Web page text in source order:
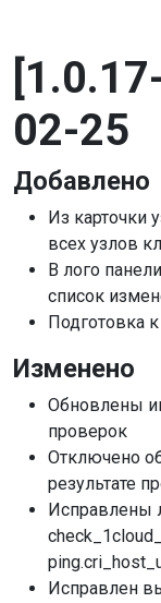
02-25
Добавлено
Из карточки
всех узлов
В лого
список
Подготовка
Изменено
Обновлены
проверок
Отключено
результате
Исправлены
Исправлен